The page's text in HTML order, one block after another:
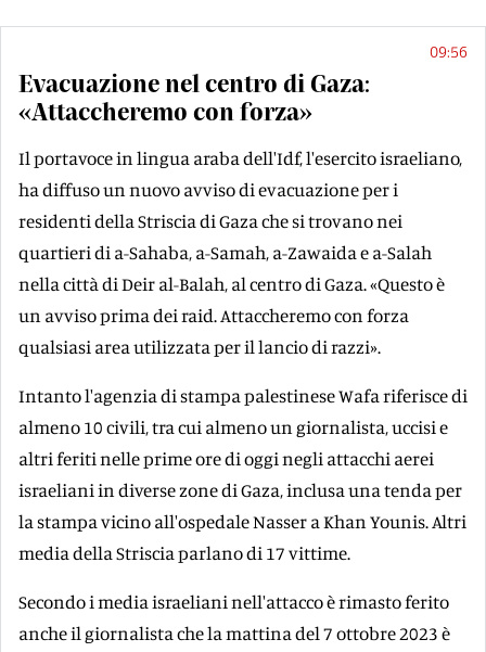
09:56
Evacuazione nel centro di Gaza:
«Attaccheremo con forza»
Il portavoce in lingua araba dell'Idf, l'esercito israeliano,
ha diffuso un nuovo avviso di evacuazione per i
residenti della Striscia di Gaza che si trovano nei
quartieri di a-Sahaba, a-Samah, a-Zawaida e a-Salah
nella città di Deir al-Balah, al centro di Gaza. «Questo è
un avviso prima dei raid. Attaccheremo con forza
qualsiasi area utilizzata per il lancio di razzi».
Intanto l'agenzia di stampa palestinese Wafa riferisce di
almeno 10 civili, tra cui almeno un giornalista, uccisi e
altri feriti nelle prime ore di oggi negli attacchi aerei
israeliani in diverse zone di Gaza, inclusa una tenda per
la stampa vicino all'ospedale Nasser a Khan Younis. Altri
media della Striscia parlano di 17 vittime.
Secondo i media israeliani nell'attacco è rimasto ferito
anche il giornalista che la mattina del 7 ottobre 2023 è